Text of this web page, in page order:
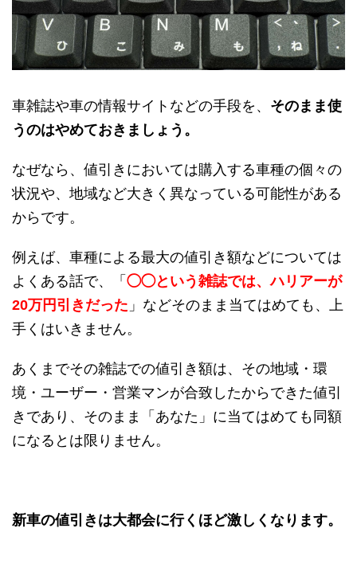
車雑誌や車の情報サイトなどの手段を、 そのまま使
うのはやめておきましょう。
なぜなら、値引きにおいては購入する車種の個々の
状況や、地域など大きく異なっている可能性がある
からです。
例えば、車種による最大の値引き額などについては
よくある話で、「 ◯◯という雑誌では、ハリアーが
20万円引きだった 」などそのまま当てはめても、上
手くはいきません。
あくまでその雑誌での値引き額は、その地域・環
境・ユーザー・営業マンが合致したからできた値引
きであり、そのまま「あなた」に当てはめても同額
になるとは限りません。
新車の値引きは大都会に行くほど激しくなります。